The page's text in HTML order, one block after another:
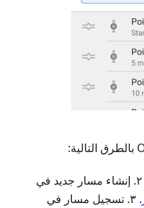
مسار من مصدر خارجي. ٢. إنشاء مسار جديد في
. ٣. تسجيل مسار في